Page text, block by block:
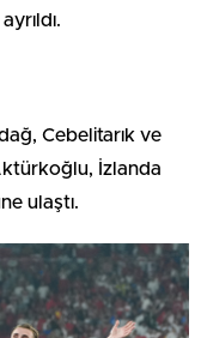
Cebelitarık ve
İzlanda
ulaştı.